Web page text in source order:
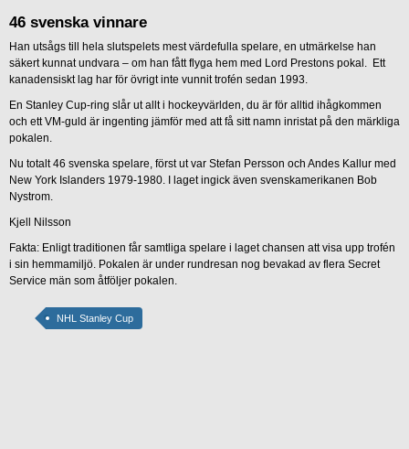
46 svenska vinnare
Han utsågs till hela slutspelets mest värdefulla spelare, en utmärkelse han
säkert kunnat undvara – om han fått flyga hem med Lord Prestons pokal. Ett
kanadensiskt lag har för övrigt inte vunnit trofén sedan 1993.
En Stanley Cup-ring slår ut allt i hockeyvärlden, du är för alltid ihågkommen
och ett VM-guld är ingenting jämför med att få sitt namn inristat på den märkliga
pokalen.
Nu totalt 46 svenska spelare, först ut var Stefan Persson och Andes Kallur med
New York Islanders 1979-1980. I laget ingick även svenskamerikanen Bob
Nystrom.
Kjell Nilsson
Fakta: Enligt traditionen får samtliga spelare i laget chansen att visa upp trofén
i sin hemmamiljö. Pokalen är under rundresan nog bevakad av flera Secret
Service män som åtföljer pokalen.
NHL Stanley Cup